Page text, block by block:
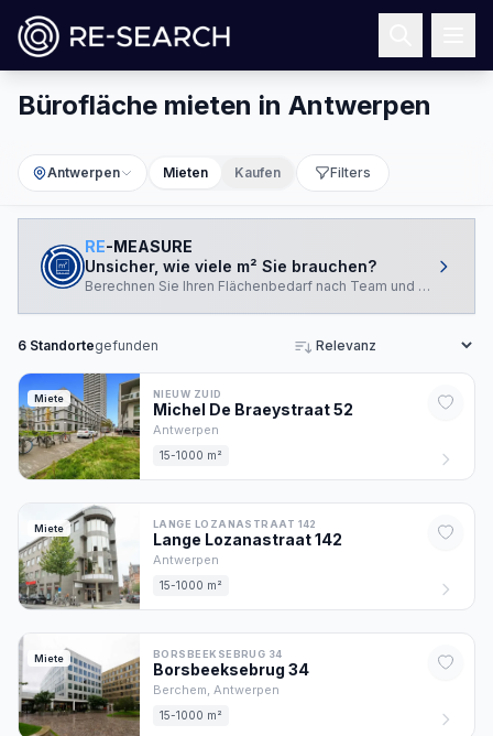
Bürofläche mieten in Antwerpen
Antwerpen Mieten Kaufen Filters
RE-MEASURE
Unsicher, wie viele m² Sie brauchen?
Berechnen Sie Ihren Flächenbedarf nach Team und
6 Standortegefunden Sortieren
Miete NIEUW ZUID
Michel De Braeystraat52
Antwerpen
15-1000 m²
Miete LANGE LOZANASTRAAT 142
Lange Lozanastraat142
Antwerpen
15-1000 m²
Miete BORSBEEKSEBRUG 34
Borsbeeksebrug 34
Berchem, Antwerpen
15-1000 m²